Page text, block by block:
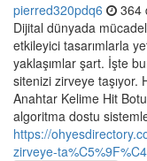
pierred320pdq6 364
Dijital dünyada
etkileyici tasarımlarla
yaklaşımlar şart. İşte
sitenizi zirveye taşıyor.
Anahtar Kelime Hit
algoritma dostu
https://
zirveye-